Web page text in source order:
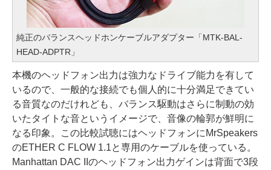
純正のバランスヘッドホンケーブルアダプター「MTK-BAL-
HEAD-ADPTR」
本機のヘッドフォン出力は強力なドライブ能力を有して
いるので、一般的な接続でも個人的に十分満足できてい
る音質なのだけれども、バランス駆動はさらに制動の効
いたタイトな音というイメージで、音像の輪郭が鮮明に
なる印象。この比較試聴にはヘッドフォンにMrSpeakers
のETHER C FLOW 1.1と専用のケーブルを使っている。
Manhattan DAC IIのヘッドフォン出力ゲインは背面で3段